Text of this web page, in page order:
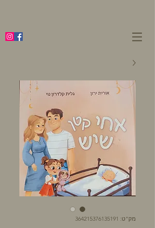
מק"ט: 364215376135191